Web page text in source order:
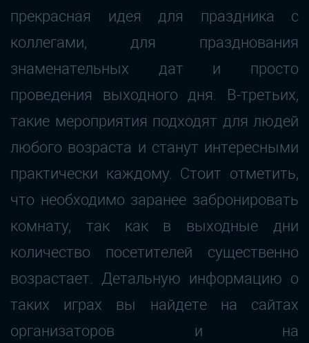
прекрасная идея для праздника с
коллегами, для празднования
знаменательных дат и просто
проведения выходного дня. В-третьих,
такие мероприятия подходят для людей
любого возраста и станут интересными
практически каждому. Стоит отметить,
что необходимо заранее забронировать
комнату, так как в выходные дни
количество посетителей существенно
возрастает. Детальную информацию о
таких играх вы найдете на сайтах
организаторов и на